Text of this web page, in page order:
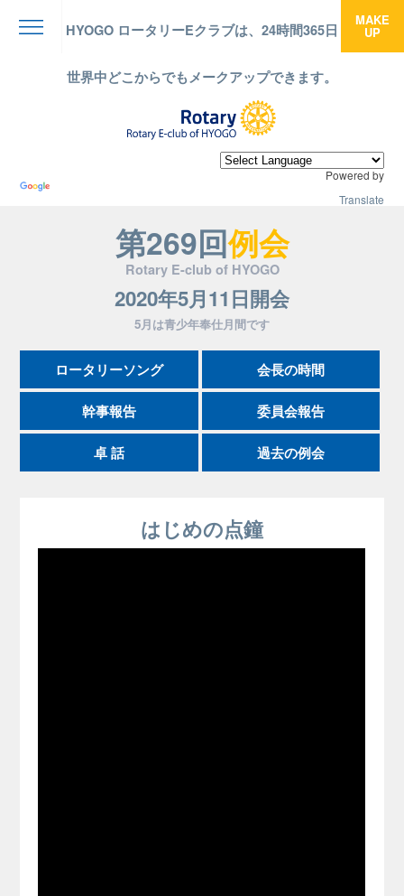
HYOGO ロータリーEクラブは、24時間365日
世界中どこからでもメークアップできます。
MAKE
UP
Powered by
Translate
第269回例会
Rotary E-club of HYOGO
2020年5月11日開会
5月は青少年奉仕月間です
ロータリーソング 会長の時間
幹事報告 委員会報告
卓 話 過去の例会
はじめの点鐘